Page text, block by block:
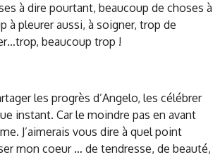
à dire pourtant, beaucoup de choses à
à pleurer aussi, à soigner, trop de
beaucoup trop !
les progrès d’Angelo, les célébrer
instant. Car le moindre pas en avant
J’aimerais vous dire à quel point
mon coeur … de tendresse, de beauté,